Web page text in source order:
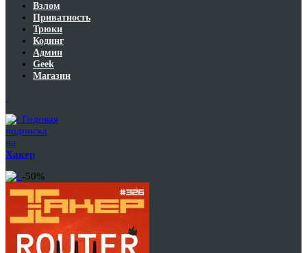
Взлом
Приватность
Трюки
Кодинг
Админ
Geek
Магазин
Годовая
подписка
на
Хакер
-50%